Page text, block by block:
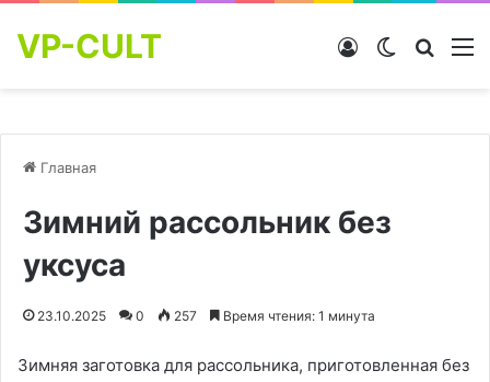
VP-CULT Switch skin
Войти
Главная
Зимний рассольник без
уксуса
23.10.2025 0 257 Время чтения: 1 минута
Зимняя заготовка для рассольника, приготовленная без